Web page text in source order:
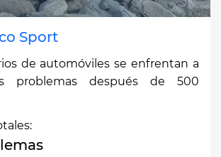
Sport
de automóviles se enfrentan a
problemas después de 500